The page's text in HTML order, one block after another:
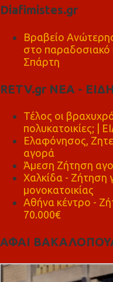
Diafimistes.gr
Βραβείο
στο
Σπάρτη
RETV.gr ΝΕΑ -
Τέλος οι
πολυκατοικίες; |
Ελαφόνησος,
αγορά
Άμεση Ζήτηση
Χαλκίδα - Ζήτηση
μονοκατοικίας
Αθήνα κέντρο -
70.000€
ΑΦΑΙ